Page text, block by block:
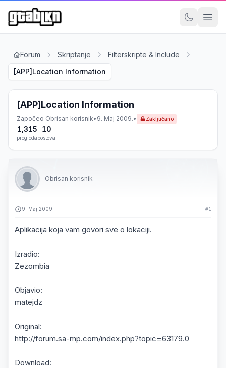
Forum Skriptanje
Filterskripte & Include
[APP]Location Information
[APP]Location Information
Započeo Obrisan korisnik• 9. Maj 2009.• Zaključano
1,315
pregleda
10
postova
Obrisan korisnik
9. Maj 2009. #1
Aplikacija koja vam govori sve o lokaciji.
Izradio:
Zezombia
Objavio:
matejdz
Original:
http://forum.sa-mp.com/index.php?topic=63179.0
Download: